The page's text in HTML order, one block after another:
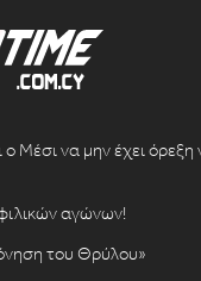
Μέσι να μην έχει όρεξη
αγώνων!
του Θρύλου»